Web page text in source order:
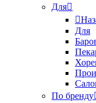
Для
Для
По бренду